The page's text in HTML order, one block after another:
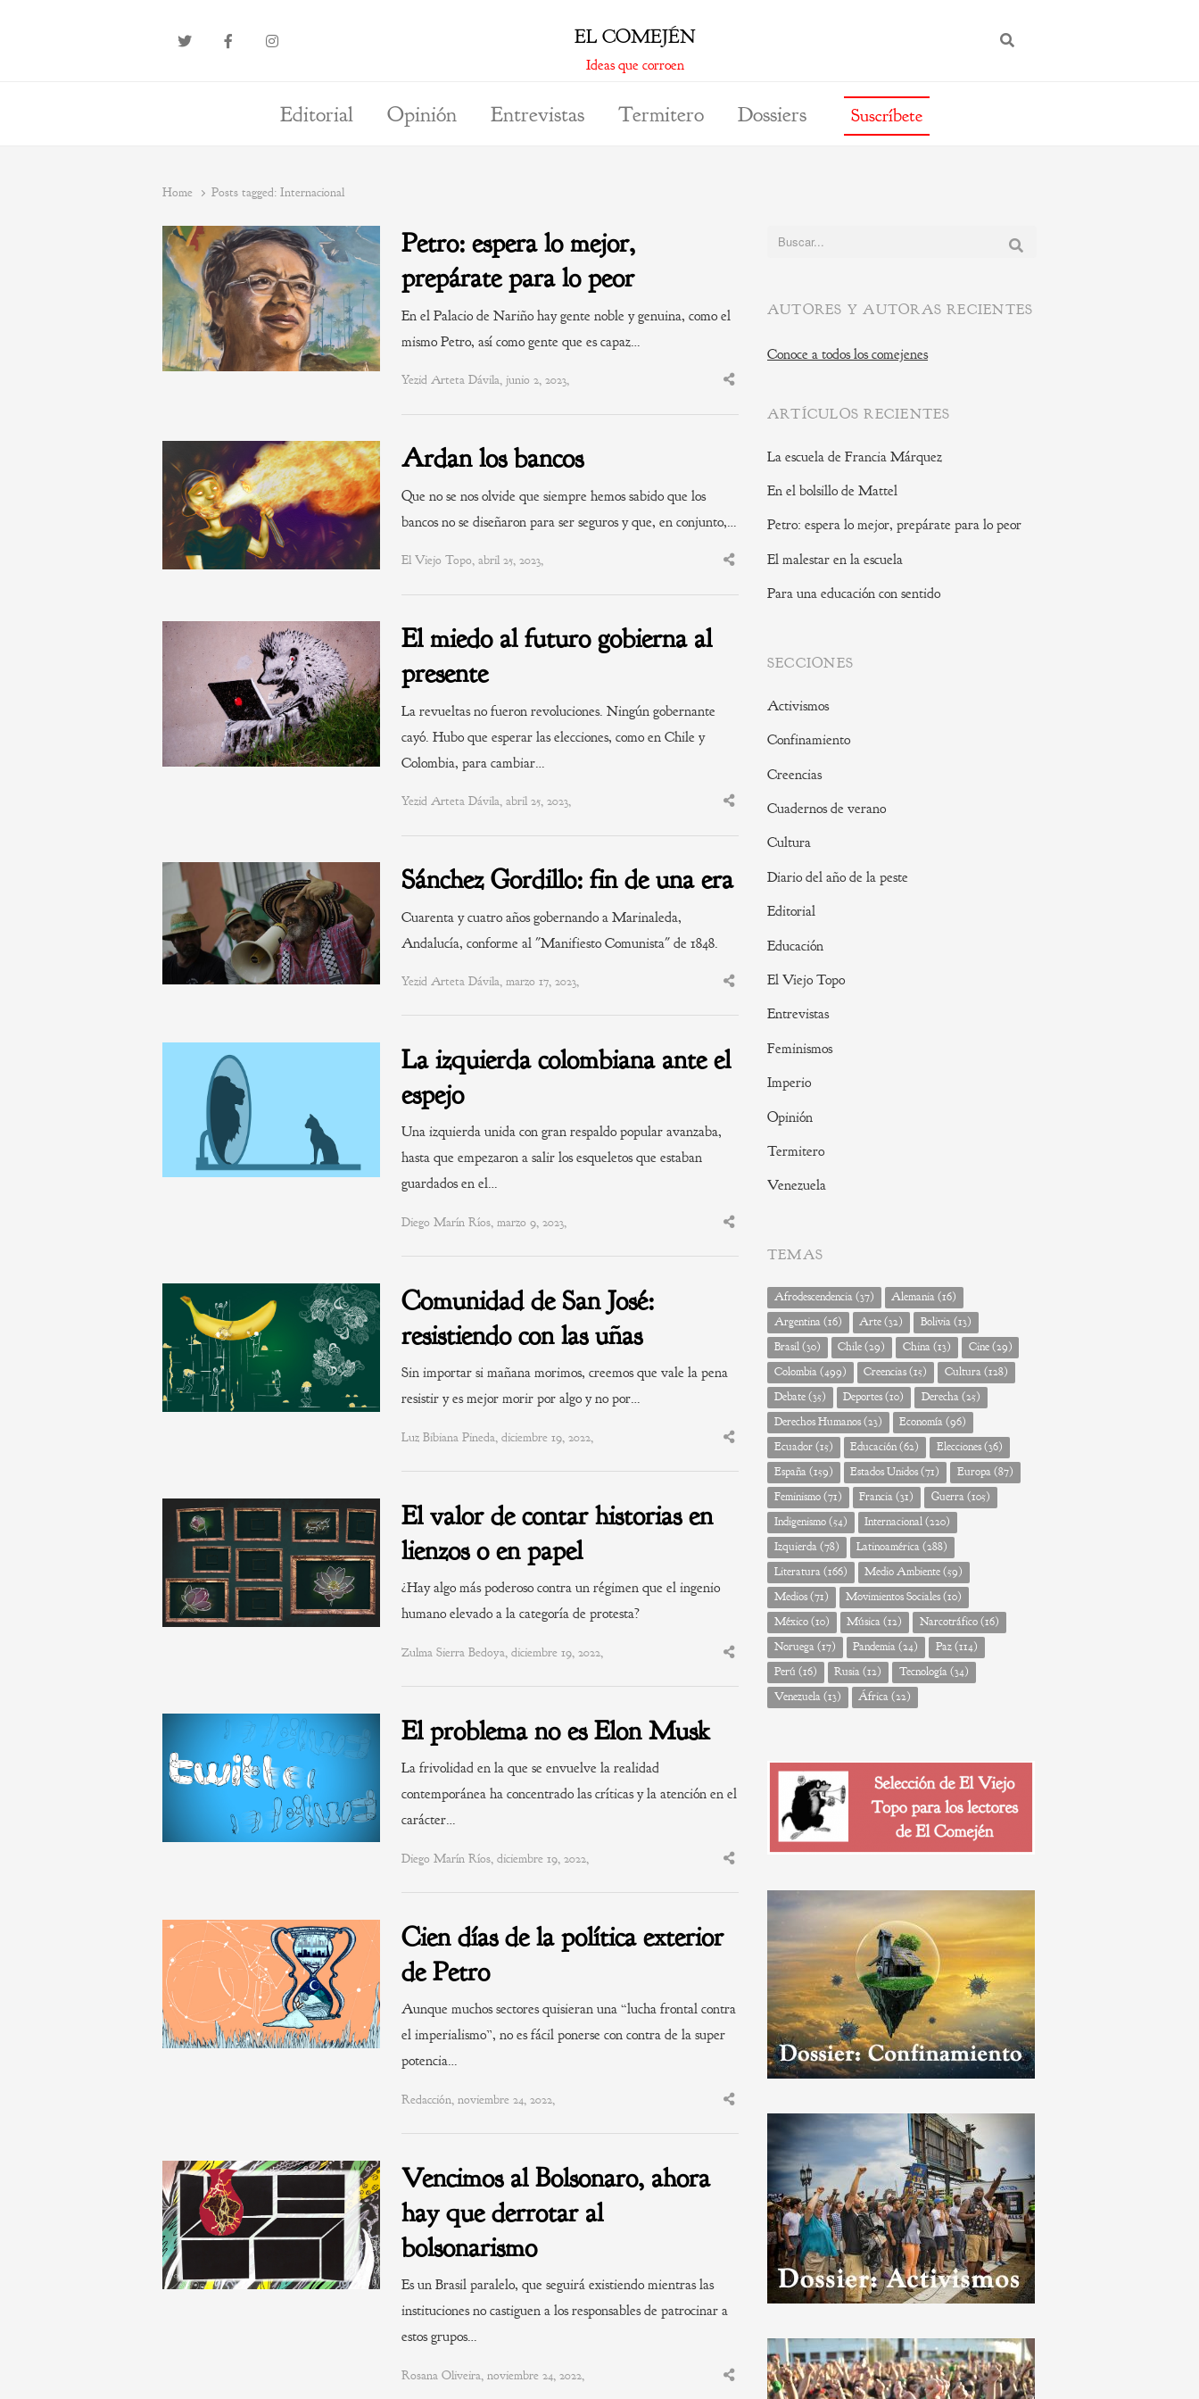
EL COMEJÉN
Ideas que corroen
BUSCAR
Editorial Opinión Entrevistas Termitero Dossiers Suscríbete
Home Posts tagged: Internacional
Petro: espera lo mejor,
prepárate para lo peor
En el Palacio de Nariño hay gente noble y genuina, como el
mismo Petro, así como gente que es capaz…
Yezid Arteta Dávila, junio 2, 2023, Share
Ardan los bancos
Que no se nos olvide que siempre hemos sabido que los
bancos no se diseñaron para ser seguros y que, en conjunto,…
El Viejo Topo, abril 25, 2023, Share
El miedo al futuro gobierna al
presente
La revueltas no fueron revoluciones. Ningún gobernante
cayó. Hubo que esperar las elecciones, como en Chile y
Colombia, para cambiar…
Yezid Arteta Dávila, abril 25, 2023, Share
Sánchez Gordillo: fin de una era
Cuarenta y cuatro años gobernando a Marinaleda,
Andalucía, conforme al "Manifiesto Comunista" de 1848.
Yezid Arteta Dávila, marzo 17, 2023, Share
La izquierda colombiana ante el
espejo
Una izquierda unida con gran respaldo popular avanzaba,
hasta que empezaron a salir los esqueletos que estaban
guardados en el…
Diego Marín Ríos, marzo 9, 2023, Share
Comunidad de San José:
resistiendo con las uñas
Sin importar si mañana morimos, creemos que vale la pena
resistir y es mejor morir por algo y no por…
Luz Bibiana Pineda, diciembre 19, 2022, Share
El valor de contar historias en
lienzos o en papel
¿Hay algo más poderoso contra un régimen que el ingenio
humano elevado a la categoría de protesta?
Zulma Sierra Bedoya, diciembre 19, 2022, Share
El problema no es Elon Musk
La frivolidad en la que se envuelve la realidad
contemporánea ha concentrado las críticas y la atención en el
carácter…
Diego Marín Ríos, diciembre 19, 2022, Share
Cien días de la política exterior
de Petro
Aunque muchos sectores quisieran una “lucha frontal contra
el imperialismo”, no es fácil ponerse con contra de la super
potencia…
Redacción, noviembre 24, 2022, Share
Vencimos al Bolsonaro, ahora
hay que derrotar al
bolsonarismo
Es un Brasil paralelo, que seguirá existiendo mientras las
instituciones no castiguen a los responsables de patrocinar a
estos grupos…
Rosana Oliveira, noviembre 24, 2022, Share
Buscar:
AUTORES Y AUTORAS RECIENTES
Conoce a todos los comejenes
ARTÍCULOS RECIENTES
La escuela de Francia Márquez
En el bolsillo de Mattel
Petro: espera lo mejor, prepárate para lo peor
El malestar en la escuela
Para una educación con sentido
SECCIONES
Activismos
Confinamiento
Creencias
Cuadernos de verano
Cultura
Diario del año de la peste
Editorial
Educación
El Viejo Topo
Entrevistas
Feminismos
Imperio
Opinión
Termitero
Venezuela
TEMAS
Afrodescendencia(37) Alemania(16)
Argentina(16) Arte(32) Bolivia(13)
Brasil(30) Chile(29) China(13) Cine(29)
Colombia(499) Creencias(15) Cultura(128)
Debate(35) Deportes(10) Derecha(25)
Derechos Humanos(23) Economía(96)
Ecuador(15) Educación(62) Elecciones(36)
España(159) Estados Unidos(71) Europa(87)
Feminismo(71) Francia(31) Guerra(105)
Indigenismo(54) Internacional(220)
Izquierda(78) Latinoamérica(288)
Literatura(166) Medio Ambiente(59)
Medios(71) Movimientos Sociales(10)
México(10) Música(12) Narcotráfico(16)
Noruega(17) Pandemia(24) Paz(114)
Perú (16) Rusia(12) Tecnología(34)
Venezuela(13) África(22)